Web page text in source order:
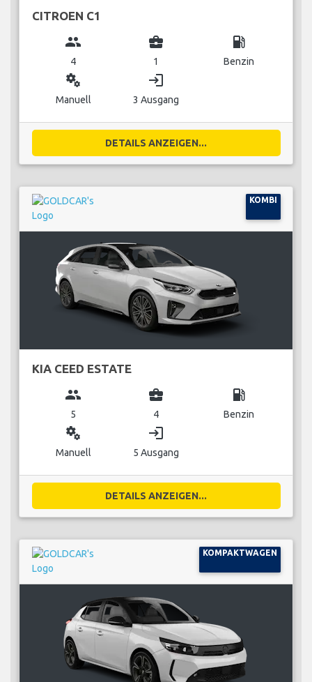
CITROEN C1
group
4
business_center
1
local_gas_station
Benzin
miscellaneous_services
Manuell
login
3 Ausgang
DETAILS ANZEIGEN...
KOMBI
KIA CEED ESTATE
group
5
business_center
4
local_gas_station
Benzin
miscellaneous_services
Manuell
login
5 Ausgang
DETAILS ANZEIGEN...
KOMPAKTWAGEN